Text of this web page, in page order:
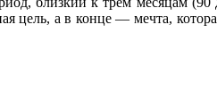
цель, а в конце — мечта,